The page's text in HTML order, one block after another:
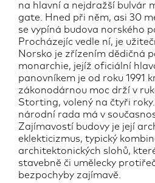
na hlavní a nejdražší bulvár
gate. Hned při něm, asi 30
se vypíná budova norského
Procházejíc vedle ní, je
Norsko je zřízením dědičná
monarchie, jejíž oficiální
panovníkem je od roku 1991
zákonodárnou moc drží v
Storting, volený na čtyři
národní rada má v
Zajímavostí budovy je její
eklekticizmus, typický
architektonických slohů,
stavebně či umělecky
bezpochyby zajímavě.